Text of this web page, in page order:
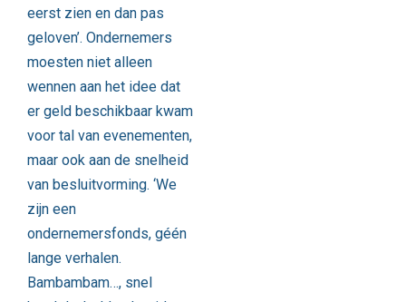
eerst zien en dan pas
geloven’. Ondernemers
moesten niet alleen
wennen aan het idee dat
er geld beschikbaar kwam
voor tal van evenementen,
maar ook aan de snelheid
van besluitvorming. ‘We
zijn een
ondernemersfonds, géén
lange verhalen.
Bambambam…, snel